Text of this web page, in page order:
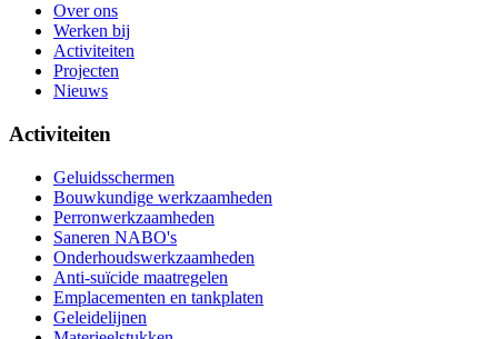
Over ons
Werken bij
Activiteiten
Projecten
Nieuws
Activiteiten
Geluidsschermen
Bouwkundige werkzaamheden
Perronwerkzaamheden
Saneren NABO's
Onderhoudswerkzaamheden
Anti-suïcide maatregelen
Emplacementen en tankplaten
Geleidelijnen